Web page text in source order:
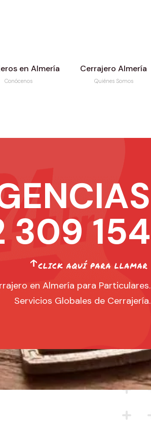
en Almería
Conócenos
Cerrajero Almería
Quiénes Somos
309 154
en Almería para Particulares.
Servicios Globales de Cerrajería.